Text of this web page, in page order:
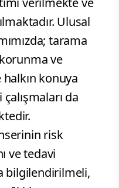
Ulusal
tarama
ve
konuya
da
risk
ve tedavi
bilgilendirilmeli,